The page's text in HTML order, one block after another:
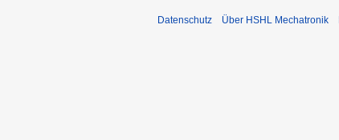
Datenschutz Über HSHL Mechatronik